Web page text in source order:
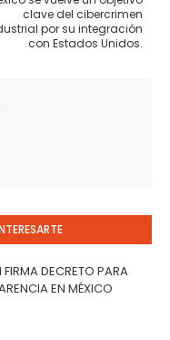
clave del cibercrimen
por su integración
con Estados Unidos.
DECRETO PARA
EN MÉXICO